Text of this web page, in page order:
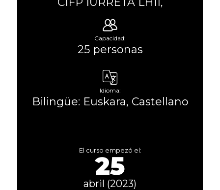
Capacidad:
25 personas
Idioma:
Bilingüe: Euskara, Castellano
El curso empezó el:
25
abril (2023)